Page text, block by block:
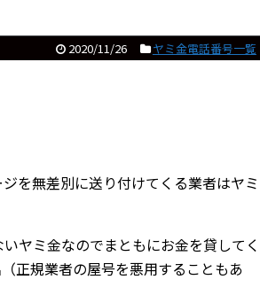
2020/11/26 ヤミ金電話番号一覧
を無差別に送り付けてくる業者はヤミ
ヤミ金なのでまともにお金を貸してく
正規業者の屋号を悪用することもあ